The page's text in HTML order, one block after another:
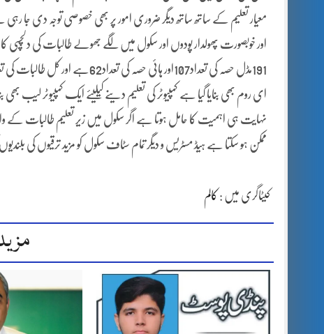
معیار تعلیم کے ساتھ ساتھ دیگر ضروری امور پر بھی خصوصی توجہ دی
اور خوبصورت پھولدار پودوں اور سکول میں لگے جھولے طالبات کی
ای روم بھی بنایا گیا ہے کمپیوٹر کی تعلیم دینے کیلیئے ایک کمپیوٹر
نہایت ہی اہمیت کا حامل ہوتا ہے اگر سکول میں زیر تعلیم طالبات کے
ممکن ہو سکتا ہے ہیڈ مسٹریس و دیگر تمام سٹاف سکول کو مزید ترقیوں کی
کیٹاگری میں : کالم